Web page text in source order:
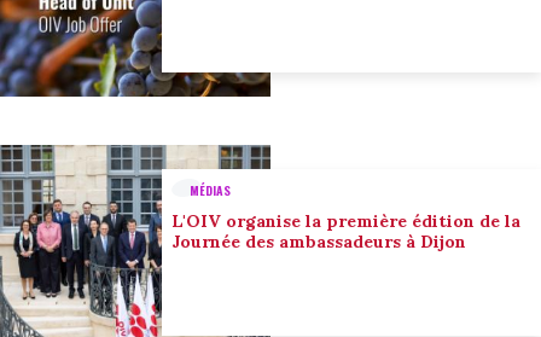
MÉDIAS
L'OIV organise la première édition de la
Journée des ambassadeurs à Dijon